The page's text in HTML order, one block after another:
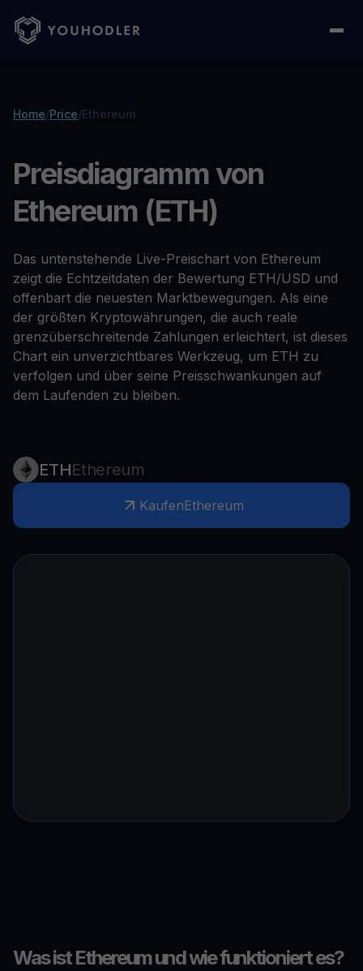
Home/Price/Ethereum
Preisdiagramm von
Ethereum (ETH)
Das untenstehende Live-Preischart von Ethereum
zeigt die Echtzeitdaten der Bewertung ETH/USD und
offenbart die neuesten Marktbewegungen. Als eine
der größten Kryptowährungen, die auch reale
grenzüberschreitende Zahlungen erleichtert, ist dieses
Chart ein unverzichtbares Werkzeug, um ETH zu
verfolgen und über seine Preisschwankungen auf
dem Laufenden zu bleiben.
ETHEthereum
KaufenEthereum
Was ist Ethereum und wie funktioniert es?